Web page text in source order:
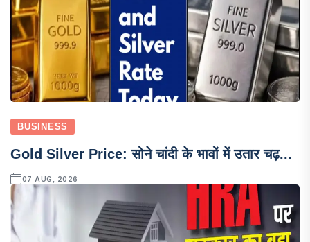
BUSINESS
Gold Silver Price: सोने चांदी के भावों में उतार चढ़...
07 AUG, 2026